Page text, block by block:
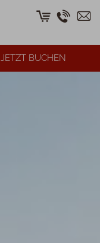
JETZT BUCHEN